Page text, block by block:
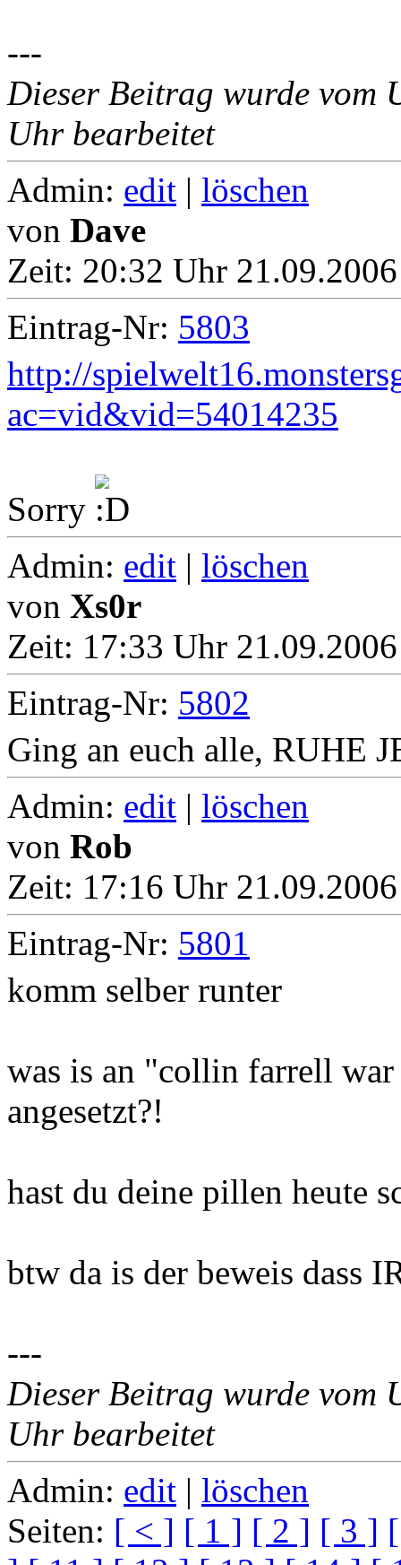
---
Dieser Beitrag wurde vom
Uhr bearbeitet
Admin: edit | löschen
von Dave
Zeit: 20:32 Uhr
Eintrag-Nr: 5803
http://
ac=vid&vid=54014235
Sorry
Admin: edit | löschen
von Xs0r
Zeit: 17:33 Uhr
Eintrag-Nr: 5802
Ging an euch alle, RUHE
Admin: edit | löschen
von Rob
Zeit: 17:16 Uhr
Eintrag-Nr: 5801
komm selber runter
was is an "collin farrell
angesetzt?!
hast du deine pillen heute
btw da is der beweis dass
---
Dieser Beitrag wurde vom
Uhr bearbeitet
Admin: edit | löschen
Seiten: [ < ] [ 1 ] [ 2 ] [ 3 ]